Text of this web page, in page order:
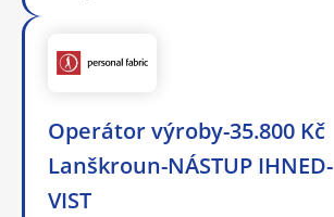
Operátor výroby-35.800 Kč
Lanškroun-NÁSTUP IHNED-
VIST